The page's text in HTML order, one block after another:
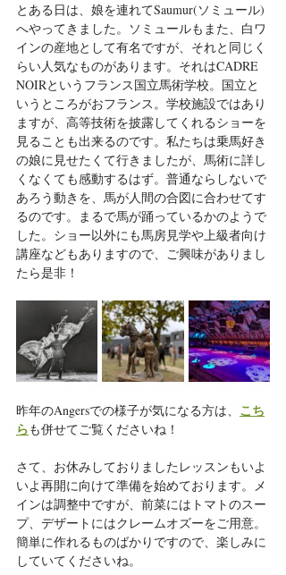
とある日は、娘を連れてSaumur(ソミュール)
へやってきました。ソミュールもまた、白ワ
インの産地として有名ですが、それと同じく
らい人気なものがあります。それはCADRE
NOIRというフランス国立馬術学校。国立と
いうところがおフランス。学校施設ではあり
ますが、高等技術を披露してくれるショーを
見ることも出来るのです。私たちは乗馬好き
の娘に見せたくて行きましたが、馬術に詳し
くなくても感動するはず。普通ならしないで
あろう動きを、馬が人間の合図に合わせてす
るのです。まるで馬が踊っているかのようで
した。ショー以外にも馬房見学や上級者向け
講座などもありますので、ご興味がありまし
たら是非！
昨年のAngersでの様子が気になる方は、 こち
らも併せてご覧くださいね！
さて、お休みしておりましたレッスンもいよ
いよ再開に向けて準備を始めております。メ
インは調整中ですが、前菜にはトマトのスー
プ、デザートにはクレームオズーをご用意。
簡単に作れるものばかりですので、楽しみに
していてくださいね。